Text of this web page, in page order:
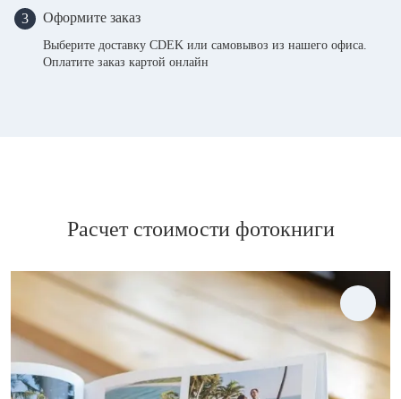
3 Оформите заказ
Выберите доставку CDEK или самовывоз из нашего офиса.
Оплатите заказ картой онлайн
Расчет стоимости фотокниги